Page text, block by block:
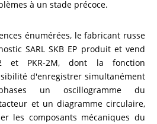
à un stade précoce.
énumérées, le fabricant russe
SARL SKB EP produit et vend
et PKR-2M, dont la fonction
d'enregistrer simultanément
un oscillogramme du
et un diagramme circulaire,
les composants mécaniques du